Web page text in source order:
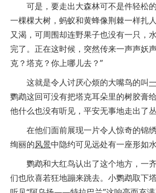
可是，要走出大森林可不是件轻松
一棵棵大树，蚂蚁和黄蜂像荆棘一样扎
又渴，可周围却连野果子也没有一只，
完了。正在这时候，突然传来一声声妖
克？塔克？你上哪儿去？”
这就是令人讨厌心烦的大嘴鸟的叫一
鹦鹉这回可没有把塔克耳朵里的树胶膏
他什么也没有听见，平安无事地走出了丛
在他们面前展现一片令人惊奇的锦
绚丽的风景中隐约可见远处有一座形如水
鹦鹉和大红鸟认出了这个地方，一
们也欣喜若狂地蹦来跳去。小鹦鹉取下